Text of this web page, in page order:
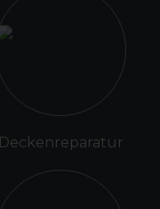
Deckenreparatur